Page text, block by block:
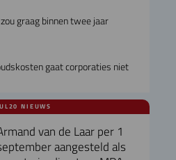
graag binnen twee jaar
gaat corporaties niet
NIEUWS
van de Laar per 1
aangesteld als